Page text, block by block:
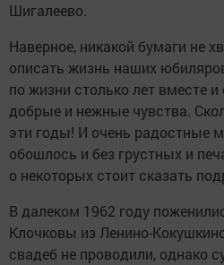
Шигалеево.
Наверное, никакой бумаги не
описать жизнь наших
по жизни столько лет вместе и
добрые и нежные чувства.
эти годы! И очень радостные
обошлось и без грустных и
о некоторых стоит сказать
В далеком 1962 году
Клочковы из Ленино-
свадеб не проводили, однако